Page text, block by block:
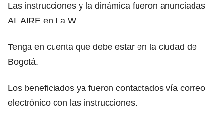
Las instrucciones y la dinámica fueron anunciadas
AL AIRE en La W.
Tenga en cuenta que debe estar en la ciudad de
Bogotá.
Los beneficiados ya fueron contactados vía correo
electrónico con las instrucciones.